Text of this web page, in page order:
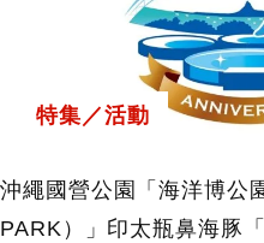
特集／活動
沖繩國營公園「海洋博公
PARK）」印太瓶鼻海豚